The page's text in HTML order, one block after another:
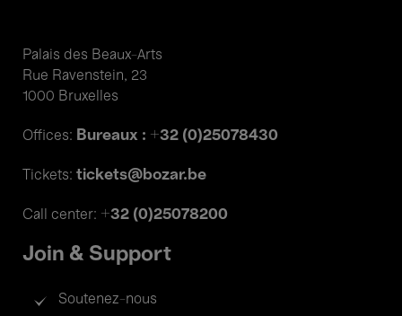
Palais des Beaux-Arts
Rue Ravenstein, 23
1000 Bruxelles
Offices: Bureaux : +32 (0)25078430
Tickets: tickets@bozar.be
Call center: +32 (0)25078200
Join & Support
Soutenez-nous